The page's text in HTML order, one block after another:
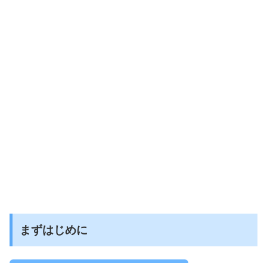
まずはじめに